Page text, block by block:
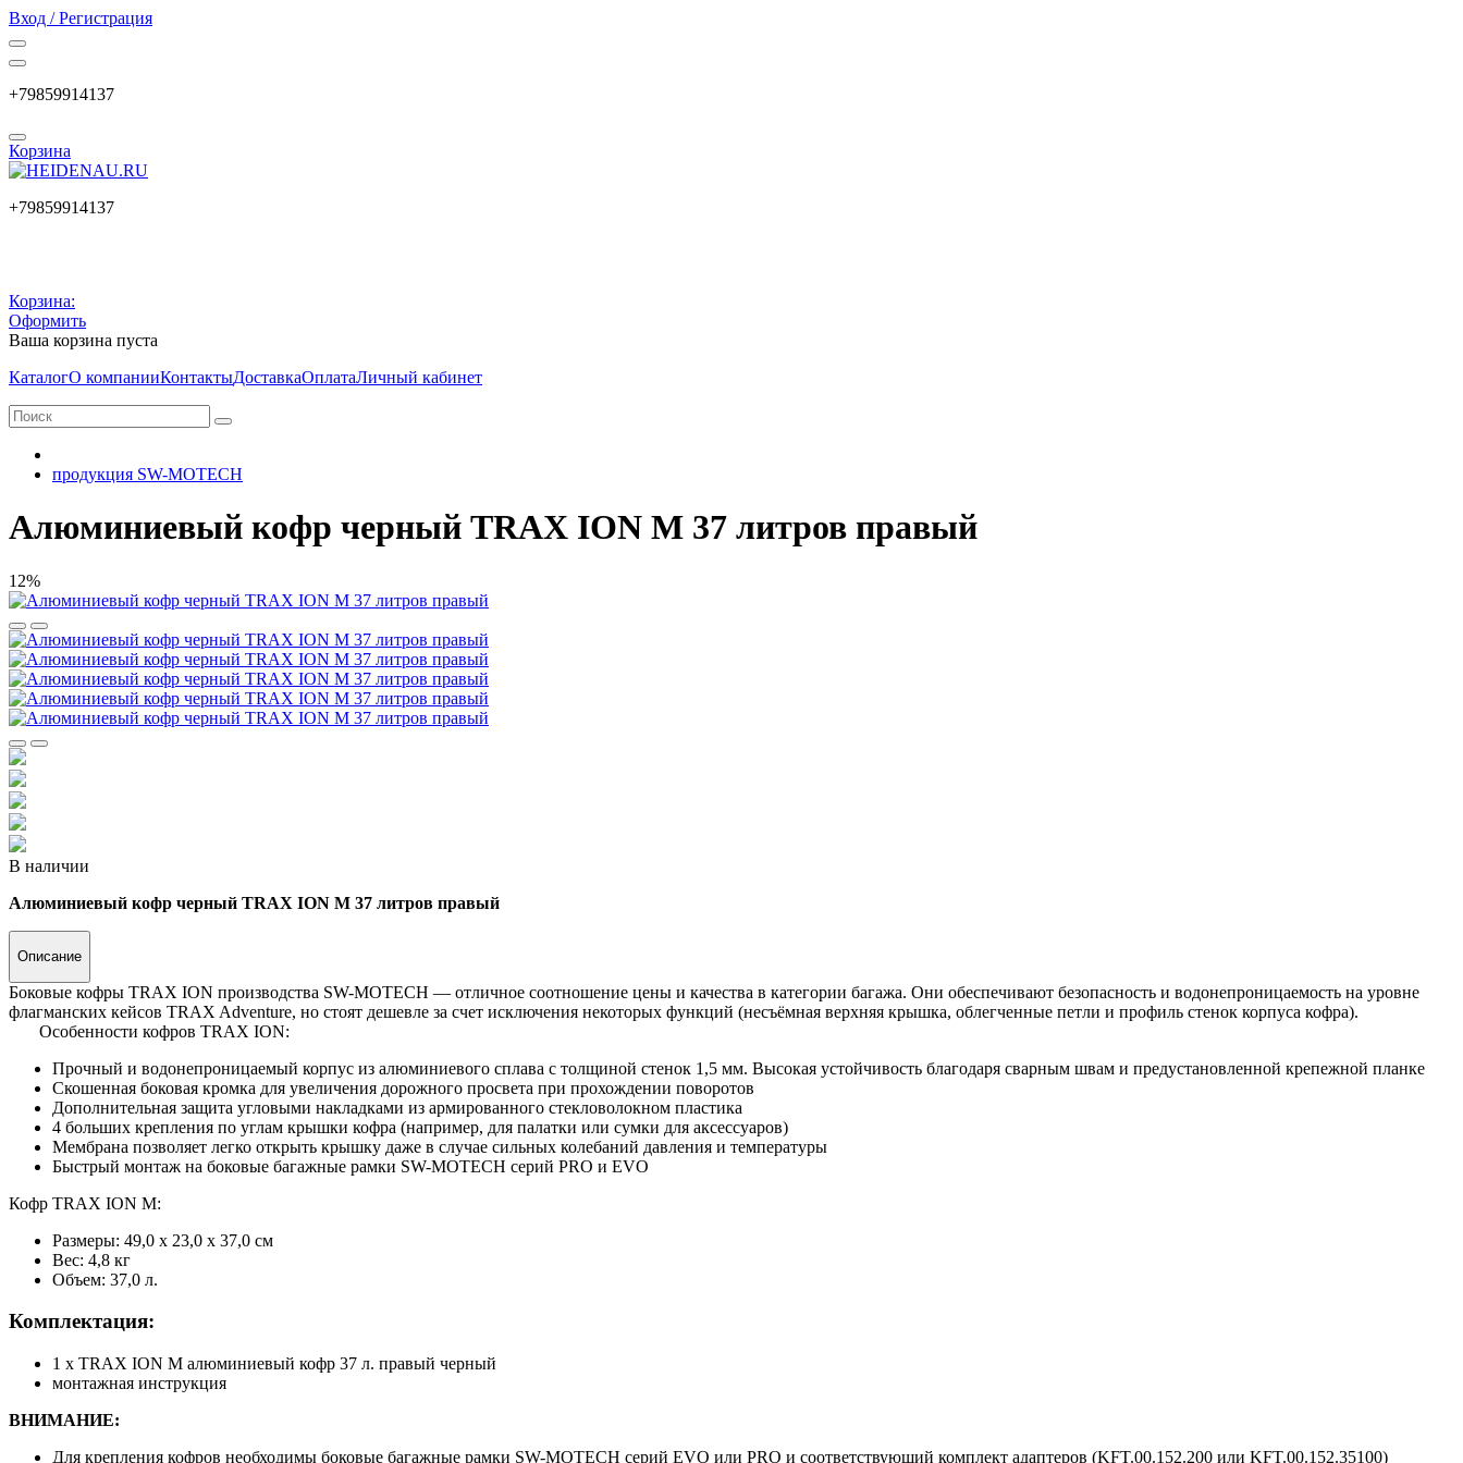
Вход / Регистрация
+79859914137
Корзина
+79859914137
Корзина:
Оформить
Ваша корзина пуста
КаталогО компанииКонтактыДоставкаОплатаЛичный кабинет
продукция SW-MOTECH
Алюминиевый кофр черный TRAX ION M 37 литров правый
12%
В наличии
Алюминиевый кофр черный TRAX ION M 37 литров правый
Описание
Боковые кофры TRAX ION производства SW-MOTECH — отличное соотношение цены и качества в категории багажа. Они обеспечивают безопасность и водонепроницаемость на уровне
флагманских кейсов TRAX Adventure, но стоят дешевле за счет исключения некоторых функций (несъёмная верхняя крышка, облегченные петли и профиль стенок корпуса кофра).
Особенности кофров TRAX ION:
Прочный и водонепроницаемый корпус из алюминиевого сплава с толщиной стенок 1,5 мм. Высокая устойчивость благодаря сварным швам и предустановленной крепежной планке
Скошенная боковая кромка для увеличения дорожного просвета при прохождении поворотов
Дополнительная защита угловыми накладками из армированного стекловолокном пластика
4 больших крепления по углам крышки кофра (например, для палатки или сумки для аксессуаров)
Мембрана позволяет легко открыть крышку даже в случае сильных колебаний давления и температуры
Быстрый монтаж на боковые багажные рамки SW-MOTECH серий PRO и EVO
Кофр TRAX ION M:
Размеры: 49,0 x 23,0 x 37,0 см
Вес: 4,8 кг
Объем: 37,0 л.
Комплектация:
1 x TRAX ION M алюминиевый кофр 37 л. правый черный
монтажная инструкция
ВНИМАНИЕ:
Для крепления кофров необходимы боковые багажные рамки SW-MOTECH серий EVO или PRO и соответствующий комплект адаптеров (KFT.00.152.200 или KFT.00.152.35100)